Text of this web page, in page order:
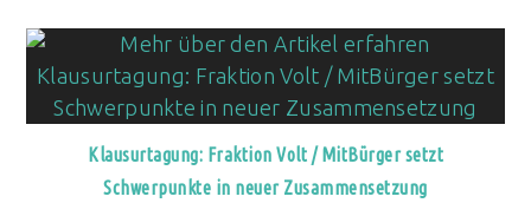
Klausurtagung: Fraktion Volt / MitBürger setzt
Schwerpunkte in neuer Zusammensetzung